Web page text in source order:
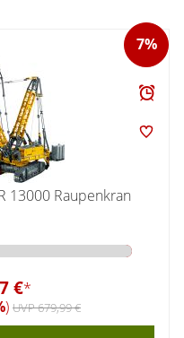
7%
13000 Raupenkran
€*
) UVP 679,99 €